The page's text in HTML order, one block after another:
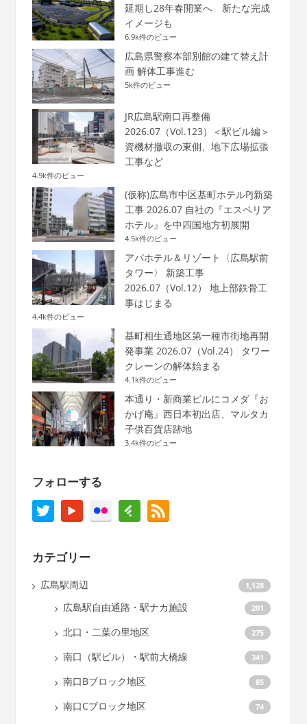
延期し28年春開業へ 新たな完成
イメージも
6.9k件のビュー
広島県警察本部別館の建て替え計
画 解体工事進む
5k件のビュー
JR広島駅南口再整備
2026.07（Vol.123）＜駅ビル編＞
資機材撤収の東側、地下広場拡張
工事など
4.9k件のビュー
(仮称)広島市中区基町ホテルPJ新築
工事 2026.07 自社の『エスペリア
ホテル』を中四国地方初展開
4.5k件のビュー
アパホテル＆リゾート〈広島駅前
タワー〉 新築工事
2026.07（Vol.12） 地上部鉄骨工
事はじまる
4.4k件のビュー
基町相生通地区第一種市街地再開
発事業 2026.07（Vol.24） タワー
クレーンの解体始まる
4.1k件のビュー
本通り・新商業ビルにコメダ『お
かげ庵』西日本初出店、マルタカ
子供百貨店跡地
3.4k件のビュー
フォローする
カテゴリー
広島駅周辺 1,128
広島駅自由通路・駅ナカ施設 201
北口・二葉の里地区 275
南口（駅ビル）・駅前大橋線 341
南口Bブロック地区 85
南口Cブロック地区 74